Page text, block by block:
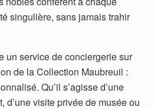
singulière, sans jamais trahir
un service de conciergerie sur
de la Collection Maubreuil :
Qu’il s’agisse d’une
d’une visite privée de musée ou